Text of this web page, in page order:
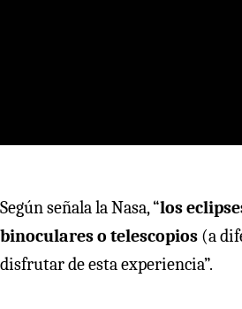
Según señala la Nasa, “los
binoculares o telescopios (a
disfrutar de esta experiencia”.